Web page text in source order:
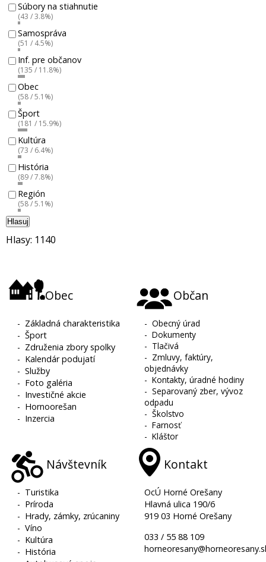
Súbory na stiahnutie
(43 / 3.8%)
Samospráva
(51 / 4.5%)
Inf. pre občanov
(135 / 11.8%)
Obec
(58 / 5.1%)
Šport
(181 / 15.9%)
Kultúra
(73 / 6.4%)
História
(89 / 7.8%)
Región
(58 / 5.1%)
Hlasuj
Hlasy: 1140
Obec
- Základná charakteristika
-Šport
- Združenia zbory spolky
- Kalendár podujatí
-Služby
- Foto galéria
- Investičné akcie
- Hornoorešan
- Inzercia
Občan
-Obecný úrad
-Dokumenty
- Tlačivá
- Zmluvy, faktúry,
objednávky
-Kontakty, úradné hodiny
-Separovaný zber, vývoz
odpadu
-Školstvo
-Farnosť
-Kláštor
Návštevník
- Turistika
- Príroda
- Hrady, zámky, zrúcaniny
-Víno
- Kultúra
- História
Kontakt
OcÚ Horné Orešany
Hlavná ulica 190/6
919 03 Horné Orešany
033 / 55 88 109